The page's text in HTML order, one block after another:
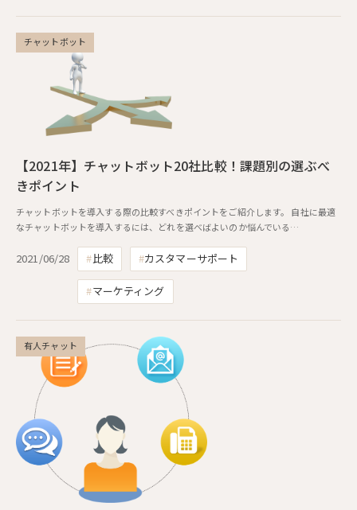
チャットボット
【2021年】チャットボット20社比較！課題別の選ぶべ
きポイント
チャットボットを導入する際の比較すべきポイントをご紹介します。 自社に最適
なチャットボットを導入するには、どれを選べばよいのか悩んでいる…
2021/06/28 比較 カスタマーサポート
マーケティング
有人チャット